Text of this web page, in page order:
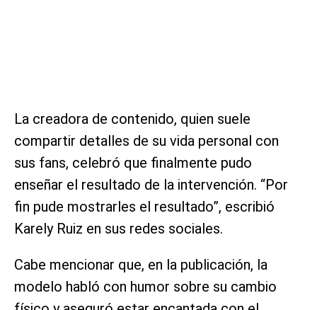
La creadora de contenido, quien suele
compartir detalles de su vida personal con
sus fans, celebró que finalmente pudo
enseñar el resultado de la intervención. “Por
fin pude mostrarles el resultado”, escribió
Karely Ruiz en sus redes sociales.
Cabe mencionar que, en la publicación, la
modelo habló con humor sobre su cambio